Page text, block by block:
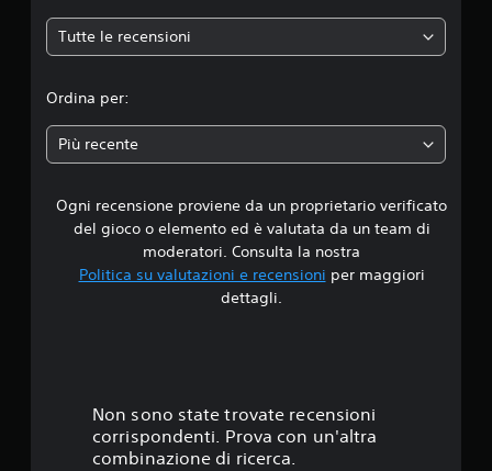
e
d
a
d
i
.
Tutte le recensioni
Ordina per:
Più recente
Ogni recensione proviene da un proprietario verificato
del gioco o elemento ed è valutata da un team di
moderatori. Consulta la nostra
Politica su valutazioni e recensioni per maggiori
dettagli.
Non sono state trovate recensioni
corrispondenti. Prova con un'altra
combinazione di ricerca.